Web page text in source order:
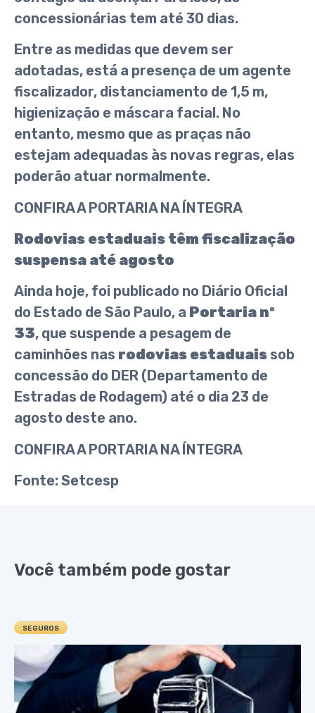
concessionárias tem até 30 dias.
Entre as medidas que devem ser
adotadas, está a presença de um agente
fiscalizador, distanciamento de 1,5 m,
higienização e máscara facial. No
entanto, mesmo que as praças não
estejam adequadas às novas regras, elas
poderão atuar normalmente.
CONFIRA A PORTARIA NA ÍNTEGRA
Rodovias estaduais têm fiscalização
suspensa até agosto
Ainda hoje, foi publicado no Diário Oficial
do Estado de São Paulo, a Portaria nº
33, que suspende a pesagem de
caminhões nas rodovias estaduais sob
concessão do DER (Departamento de
Estradas de Rodagem) até o dia 23 de
agosto deste ano.
CONFIRA A PORTARIA NA ÍNTEGRA
Fonte: Setcesp
Você também pode gostar
SEGUROS